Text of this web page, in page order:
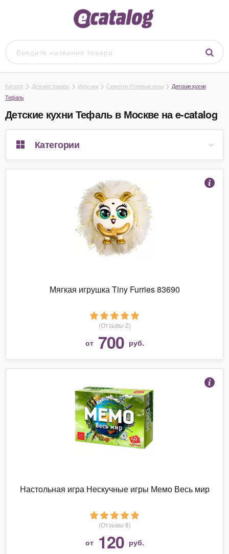
Каталог Детские товары Игрушки Сюжетно-Ролевые игры
Детские кухни
Тефаль
Детские кухни Тефаль в Москве на e-catalog
Категории
Мягкая игрушка Tiny Furries 83690
(Отзывы 2)
от 700 руб.
Настольная игра Нескучные игры Мемо Весь мир
(Отзывы 8)
от 120 руб.